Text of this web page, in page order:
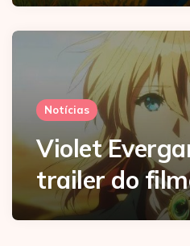
Notícias
Violet
trailer do